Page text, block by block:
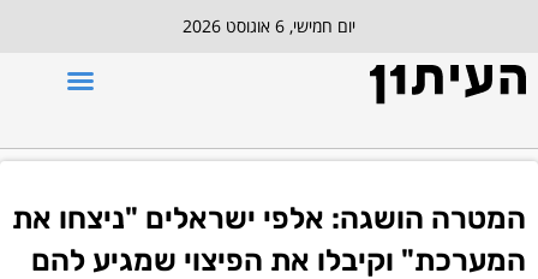
יום חמישי, 6 אוגוסט 2026
המטרה הושגה: אלפי ישראלים "ניצחו את
המערכת" וקיבלו את הפיצוי שמגיע להם